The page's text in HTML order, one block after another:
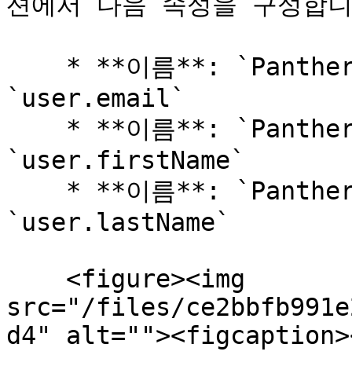
`user.email`
`user.firstName`
`user.lastName`
src="/files/
d4"